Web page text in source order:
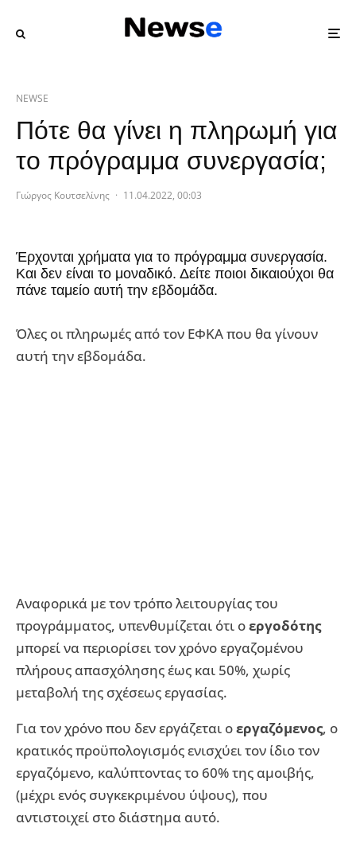
NEWSE
Πότε θα γίνει η πληρωμή για
το πρόγραμμα συνεργασία;
Γιώργος Κουτσελίνης · 11.04.2022, 00:03
Έρχονται χρήματα για το πρόγραμμα συνεργασία.
Και δεν είναι το μοναδικό. Δείτε ποιοι δικαιούχοι θα
πάνε ταμείο αυτή την εβδομάδα.
Όλες οι πληρωμές από τον ΕΦΚΑ που θα γίνουν
αυτή την εβδομάδα.
Αναφορικά με τον τρόπο λειτουργίας του
προγράμματος, υπενθυμίζεται ότι οεργοδότης
μπορεί να περιορίσει τον χρόνο εργαζομένου
πλήρους απασχόλησης έως και 50%, χωρίς
μεταβολή της σχέσεως εργασίας.
Για τον χρόνο που δεν εργάζεται οεργαζόμενος, ο
κρατικός προϋπολογισμός ενισχύει τον ίδιο τον
εργαζόμενο, καλύπτοντας το 60% της αμοιβής,
(μέχρι ενός συγκεκριμένου ύψους), που
αντιστοιχεί στο διάστημα αυτό.